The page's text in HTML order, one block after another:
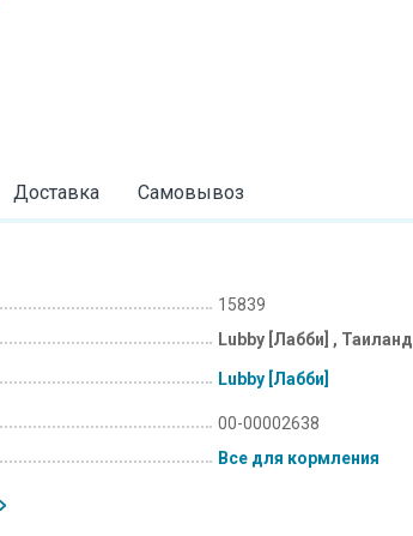
Доставка Самовывоз
15839
Lubby [Лабби] , Таиланд
Lubby [Лабби]
00-00002638
Все для кормления